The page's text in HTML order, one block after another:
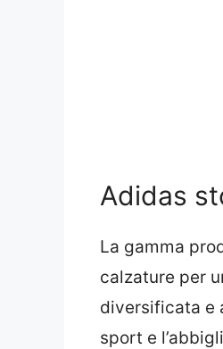
Adidas
La gamma
calzature per
diversificata e
sport e